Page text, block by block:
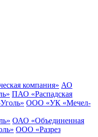
компания» АО
ПАО «Распадская
ООО «УК «Мечел-
ОАО «Объединенная
ООО «Разрез